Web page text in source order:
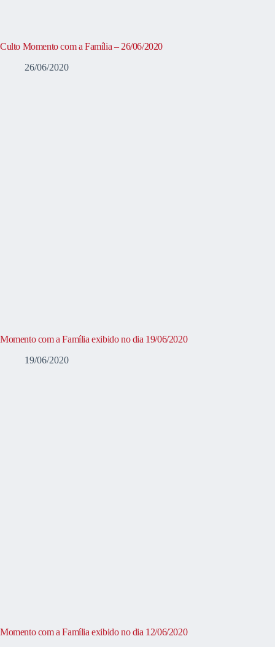
Culto Momento com a Família – 26/06/2020
26/06/2020
Momento com a Família exibido no dia 19/06/2020
19/06/2020
Momento com a Família exibido no dia 12/06/2020